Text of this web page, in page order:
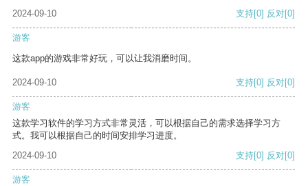
2024-09-10
支持[0] 反对[0]
游客
这款app的游戏非常好玩，可以让我消磨时间。
2024-09-10 支持[0] 反对[0]
游客
这款学习软件的学习方式非常灵活，可以根据自己的需求选择学习方
式。我可以根据自己的时间安排学习进度。
2024-09-10
支持[0] 反对[0]
游客